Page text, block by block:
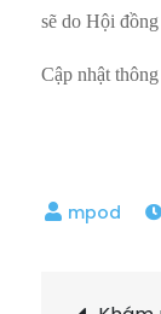
sẽ do Hội
Cập nhật